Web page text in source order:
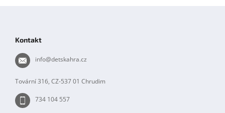
Kontakt
info@detskahra.cz
Tovární 316, CZ-537 01 Chrudim
734 104 557